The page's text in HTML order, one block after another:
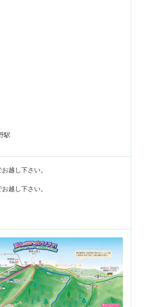
駅
越し下さい。
越し下さい。